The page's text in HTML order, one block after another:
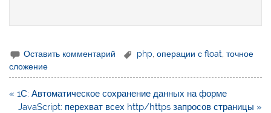
Оставить комментарий php ,операции с float ,точное
сложение
Навигация
по
« 1С: Автоматическое сохранение данных на форме
JavaScript: перехват всех http/https запросов страницы »